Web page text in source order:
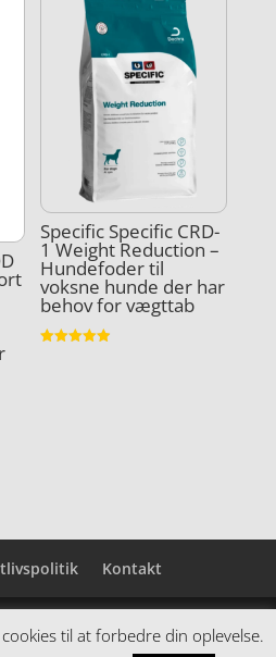
Specific Specific CRD-
1 Weight Reduction –
Hundefoder til
voksne hunde der har
behov for vægttab
Kontakt
samler et bredt udvalg af
er et affiiliatesite, og nogle
til at forbedre din oplevelse.